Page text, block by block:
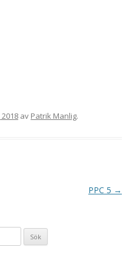
av Patrik Manlig.
PPC 5 →